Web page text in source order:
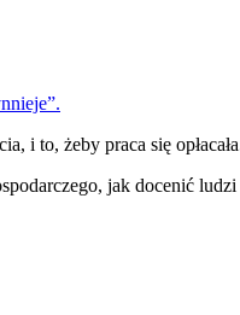
i to, żeby praca się
jak docenić